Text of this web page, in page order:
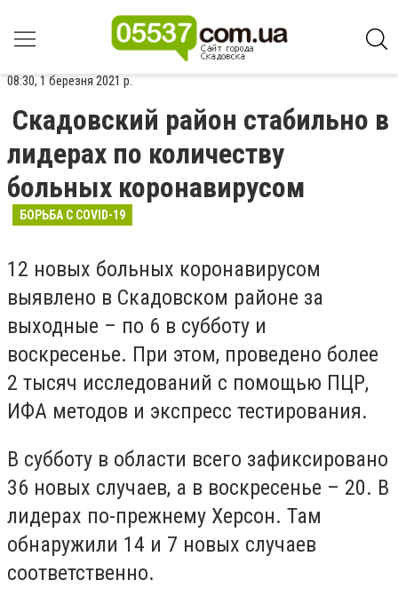
08:30, 1 березня 2021 р.
Скадовский район стабильно в
лидерах по количеству
больных коронавирусом
БОРЬБА С COVID-19
12 новых больных коронавирусом
выявлено в Скадовском районе за
выходные – по 6 в субботу и
воскресенье. При этом, проведено более
2 тысяч исследований с помощью ПЦР,
ИФА методов и экспресс тестирования.
В субботу в области всего зафиксировано
36 новых случаев, а в воскресенье – 20. В
лидерах по-прежнему Херсон. Там
обнаружили 14 и 7 новых случаев
соответственно.